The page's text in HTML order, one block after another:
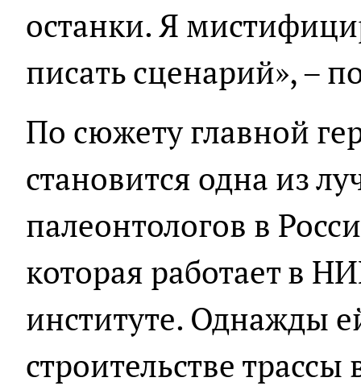
останки. Я
писать сценарий», –
По сюжету главной
становится одна из
палеонтологов в
которая работает в
институте. Однажды
строительстве